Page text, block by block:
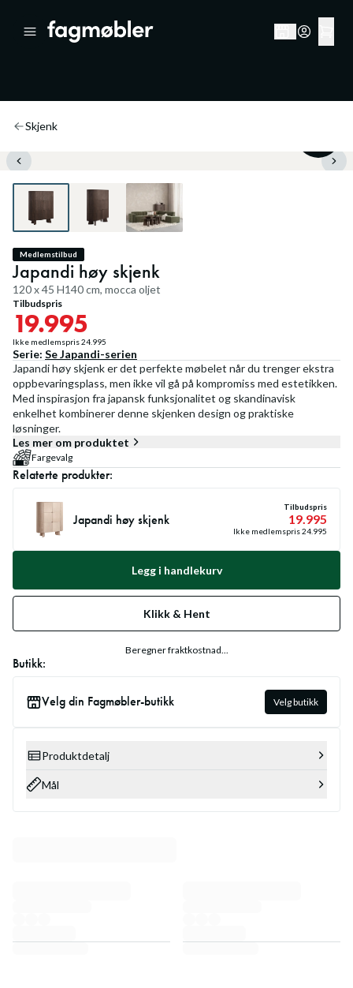
Skjenk
Medlemstilbud
Japandi høy skjenk
120 x 45 H140 cm, mocca oljet
Tilbudspris
19.995
Ikke medlemspris24.995
Serie: SeJapandi-serien
Japandi høy skjenk er det perfekte møbelet når du trenger ekstra
oppbevaringsplass, men ikke vil gå på kompromiss med estetikken.
Med inspirasjon fra japansk funksjonalitet og skandinavisk
enkelhet kombinerer denne skjenken design og praktiske
løsninger.
Les mer om produktet
Fargevalg
Relaterte produkter:
Japandi høy skjenk
Tilbudspris
19.995
Ikke medlemspris24.995
Legg i handlekurv
Klikk & Hent
Beregner fraktkostnad...
Butikk:
Velg din Fagmøbler-butikk Velg butikk
Produktdetalj
Mål